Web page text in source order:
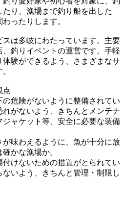
り、漁場まで釣り船を出した
ったりします。
は多岐にわたっています。主要
釣りイベントの運営です。手軽
験ができるよう、さまざまなサ
点
危険がないように整備されてい
がないよう、きちんとメンテナ
ャケット等、安全に必要な装備
味わえるように、魚が十分に放
かな漁場か。
けないための措置がとられてい
いよう、きちんと管理・制限し